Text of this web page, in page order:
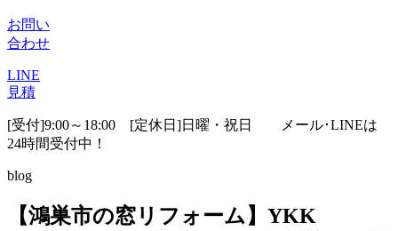
お問い
合わせ
LINE
見積
[受付]9:00～18:00 [定休日]日曜・祝日
メール･LINEは
24時間受付中！
blog
【鴻巣市の窓リフォーム】YKK